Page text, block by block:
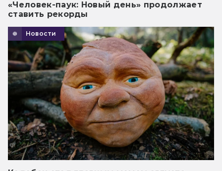
«Человек-паук: Новый день» продолжает
ставить рекорды
Новости